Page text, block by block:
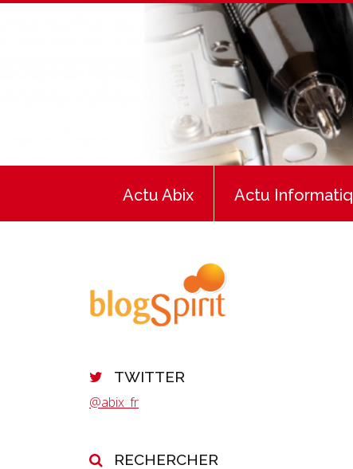
Actu Abix Actu
TWITTER
@abix_fr
RECHERCHER